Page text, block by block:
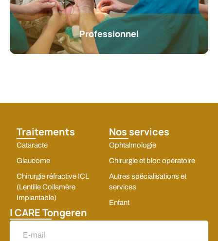
Professionnel
Traitements
Cataracte
Glaucome
Chirurgie réfractive ICL
(Lentille Collamère
Implantable)
Nos services
Ophtalmologie
Chirurgie et bloc opératoire
Autres spécialisations et
services
Enfant
I CARE Tongeren